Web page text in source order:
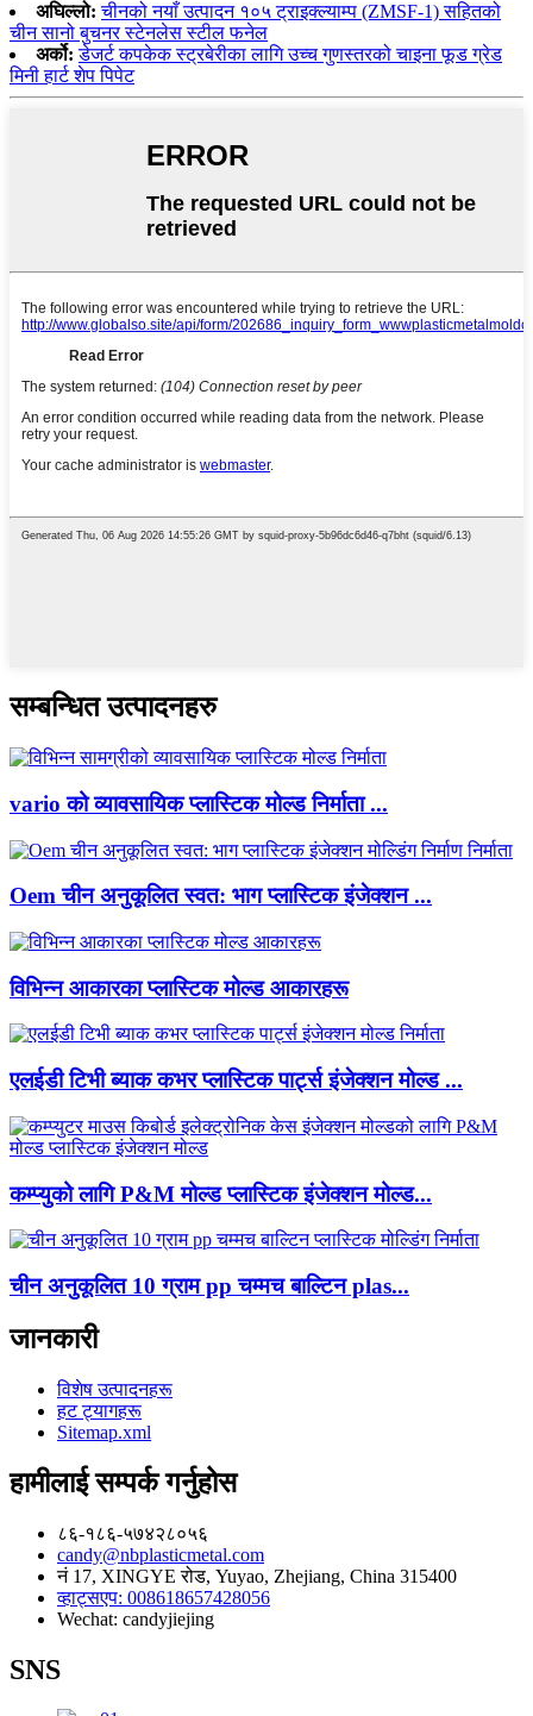
अघिल्लो: चीनको नयाँ उत्पादन १०५ ट्राइक्ल्याम्प (ZMSF-1) सहितको
चीन सानो बुचनर स्टेनलेस स्टील फनेल
अर्को: डेजर्ट कपकेक स्ट्रबेरीका लागि उच्च गुणस्तरको चाइना फूड ग्रेड
मिनी हार्ट शेप पिपेट
सम्बन्धित उत्पादनहरु
vario को व्यावसायिक प्लास्टिक मोल्ड निर्माता ...
Oem चीन अनुकूलित स्वत: भाग प्लास्टिक इंजेक्शन ...
विभिन्न आकारका प्लास्टिक मोल्ड आकारहरू
एलईडी टिभी ब्याक कभर प्लास्टिक पार्ट्स इंजेक्शन मोल्ड ...
कम्प्युको लागि P&M मोल्ड प्लास्टिक इंजेक्शन मोल्ड...
चीन अनुकूलित 10 ग्राम pp चम्मच बाल्टिन plas...
जानकारी
विशेष उत्पादनहरू
हट ट्यागहरू
Sitemap.xml
हामीलाई सम्पर्क गर्नुहोस
८६-१८६-५७४२८०५६
candy@nbplasticmetal.com
नं 17, XINGYE रोड, Yuyao, Zhejiang, China 315400
व्हाट्सएप: 008618657428056
Wechat: candyjiejing
SNS